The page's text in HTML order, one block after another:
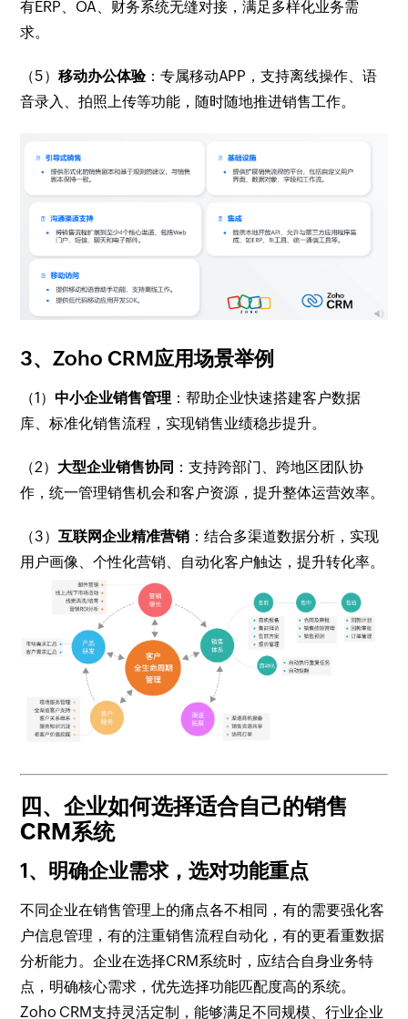
有ERP、OA、财务系统无缝对接，满足多样化业务需
求。
（5）移动办公体验：专属移动APP，支持离线操作、语
音录入、拍照上传等功能，随时随地推进销售工作。
3、Zoho CRM应用场景举例
（1）中小企业销售管理 ：帮助企业快速搭建客户数据
库、标准化销售流程，实现销售业绩稳步提升。
（2） 大型企业销售协同 ：支持跨部门、跨地区团队协
作，统一管理销售机会和客户资源，提升整体运营效率。
（3）互联网企业精准营销 ：结合多渠道数据分析，实现
用户画像、个性化营销、自动化客户触达，提升转化率。
四、企业如何选择适合自己的销售
CRM系统
1、明确企业需求，选对功能重点
不同企业在销售管理上的痛点各不相同，有的需要强化客
户信息管理，有的注重销售流程自动化，有的更看重数据
分析能力。企业在选择CRM系统时，应结合自身业务特
点，明确核心需求，优先选择功能匹配度高的系统。
Zoho CRM支持灵活定制，能够满足不同规模、行业企业